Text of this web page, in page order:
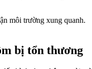
môi trường xung quanh.
bị tổn thương